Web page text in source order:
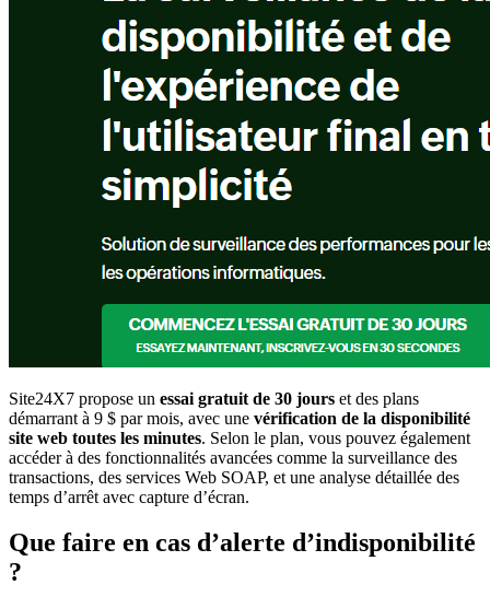
Site24X7 propose un essai gratuit de 30 jours et des plans
démarrant à 9 $ par mois, avec une vérification de la disponibilité
site web toutes les minutes. Selon le plan, vous pouvez également
accéder à des fonctionnalités avancées comme la surveillance des
transactions, des services Web SOAP, et une analyse détaillée des
temps d’arrêt avec capture d’écran.
Que faire en cas d’alerte d’indisponibilité
?